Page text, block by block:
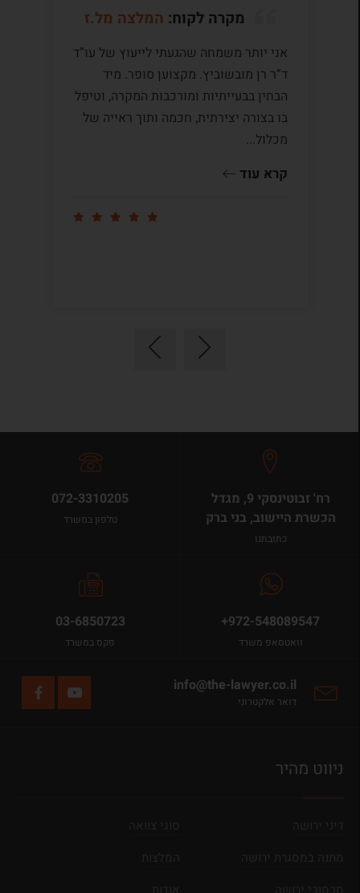
מקרה לקוח: המלצה מל.ז
אני יותר משמחה שהגעתי לייעוץ של עו”ד
ד”ר רן מובשוביץ. מקצוען סופר. מיד
הבחין בבעייתיות ומורכבות המקרה, וטיפל
בו בצורה יצירתית, חכמה ותוך ראייה של
מכלול...
קרא עוד
רח' זבוטינסקי 9, מגדל
הכשרת היישוב, בני ברק
כתובתנו
072-3310205
טלפון במשרד
+972-548089547
וואטסאפ משרד
03-6850723
פקס במשרד
info@the-lawyer.co.il
דואר אלקטרוני
ניווט מהיר